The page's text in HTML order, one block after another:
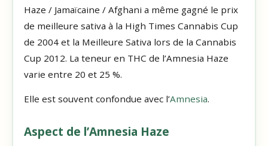
Haze / Jamaïcaine / Afghani a même gagné le prix
de meilleure sativa à la High Times Cannabis Cup
de 2004 et la Meilleure Sativa lors de la Cannabis
Cup 2012. La teneur en THC de l’Amnesia Haze
varie entre 20 et 25 %.
Elle est souvent confondue avec l’Amnesia.
Aspect de l’Amnesia Haze